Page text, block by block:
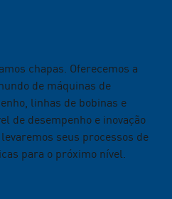
chapas. Oferecemos a
de máquinas de
linhas de bobinas e
de desempenho e inovação
seus processos de
para o próximo nível.